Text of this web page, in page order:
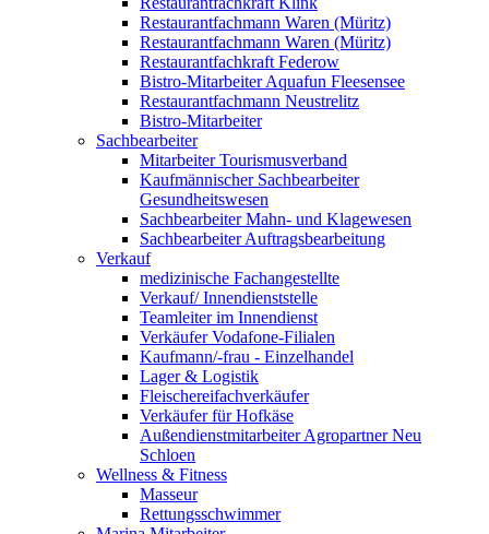
Restaurantfachmann Waren (Müritz)
Restaurantfachmann Waren (Müritz)
Restaurantfachkraft Federow
Bistro-Mitarbeiter Aquafun Fleesensee
Restaurantfachmann Neustrelitz
Bistro-Mitarbeiter
Sachbearbeiter
Mitarbeiter Tourismusverband
Kaufmännischer Sachbearbeiter
Gesundheitswesen
Sachbearbeiter Mahn- und Klagewesen
Sachbearbeiter Auftragsbearbeitung
Verkauf
medizinische Fachangestellte
Verkauf/ Innendienststelle
Teamleiter im Innendienst
Verkäufer Vodafone-Filialen
Kaufmann/-frau - Einzelhandel
Lager & Logistik
Fleischereifachverkäufer
Verkäufer für Hofkäse
Außendienstmitarbeiter Agropartner Neu
Schloen
Wellness & Fitness
Masseur
Rettungsschwimmer